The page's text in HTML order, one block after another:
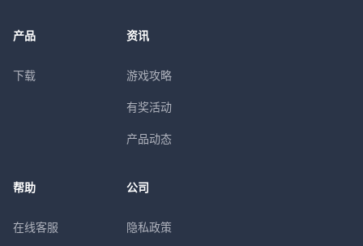
产品
下载
资讯
游戏攻略
有奖活动
产品动态
帮助
在线客服
公司
隐私政策